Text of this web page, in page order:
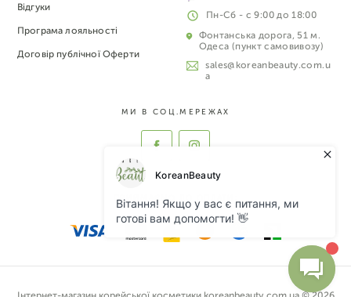
Відгуки
Програма лояльності
Договір публічної Оферти
Пн-Сб - с 9:00 до 18:00
Фонтанська дорога, 51 м.
Одеса (пункт самовивозу)
sales@koreanbeauty.com.u
a
МИ В СОЦ.МЕРЕЖАХ
ПРИЙМАЄМО ДО ОПЛАТИ: